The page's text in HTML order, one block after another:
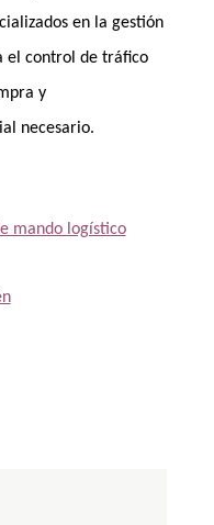
en la gestión
el control de tráfico
y
necesario.
mando logístico